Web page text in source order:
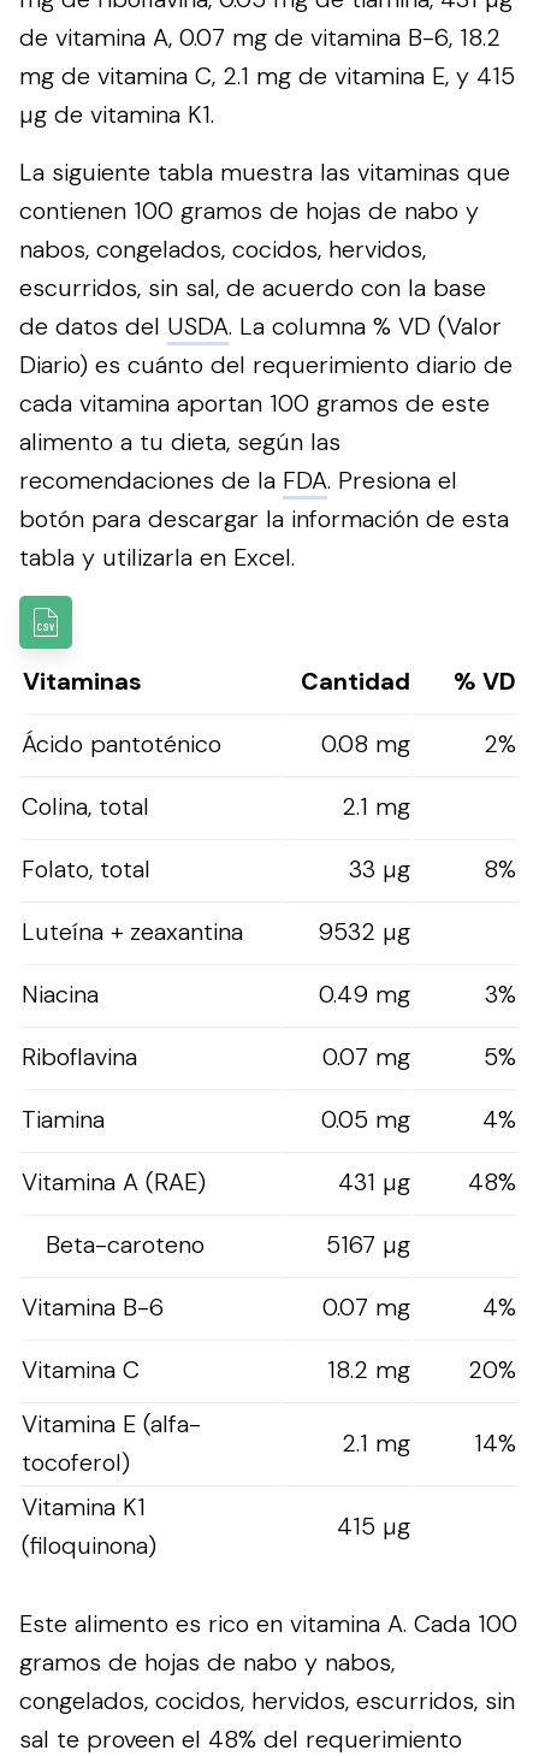
de vitamina A, 0.07 mg de vitamina B-6, 18.2
mg de vitamina C, 2.1 mg de vitamina E, y 415
µg de vitamina K1.
La siguiente tabla muestra las vitaminas que
contienen 100 gramos de hojas de nabo y
nabos, congelados, cocidos, hervidos,
escurridos, sin sal, de acuerdo con la base
de datos del USDA. La columna % VD (Valor
Diario) es cuánto del requerimiento diario de
cada vitamina aportan 100 gramos de este
alimento a tu dieta, según las
recomendaciones de la FDA. Presiona el
botón para descargar la información de esta
tabla y utilizarla en Excel.
Vitaminas Cantidad
% VD
Ácido pantoténico
0.08 mg
2%
Colina, total
2.1 mg
Folato, total
33 µg
8%
Luteína + zeaxantina
9532 µg
Niacina
0.49 mg
3%
Riboflavina
0.07 mg
5%
Tiamina
0.05 mg
4%
Vitamina A (RAE)
431 µg
48%
Beta-caroteno
5167 µg
Vitamina B-6
0.07 mg
4%
Vitamina C
18.2 mg
20%
Vitamina E (alfa-
tocoferol)
2.1 mg 14%
Vitamina K1
(filoquinona)
415 µg
Este alimento es rico en vitamina A. Cada 100
gramos de hojas de nabo y nabos,
congelados, cocidos, hervidos, escurridos, sin
sal te proveen el 48% del requerimiento